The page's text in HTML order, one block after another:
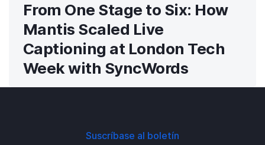
From One Stage to Six: How
Mantis Scaled Live
Captioning at London Tech
Week with SyncWords
Suscríbase al boletín